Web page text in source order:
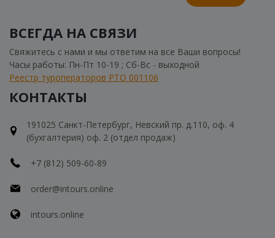
ВСЕГДА НА СВЯЗИ
Свяжитесь с нами и мы ответим на все Ваши вопросы!
Часы работы: Пн-Пт 10-19 ; Сб-Вс - выходной
Реестр туроператоров РТО 001106
КОНТАКТЫ
191025 Санкт-Петербург, Невский пр. д.110, оф. 4
(бухгалтерия) оф. 2 (отдел продаж)
+7 (812) 509-60-89
order@intours.online
intours.online